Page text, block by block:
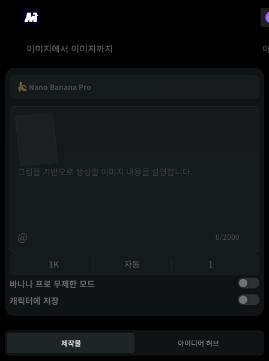
이미지에서 이미지까지
Nano Banana Pro
@ 0/2000
1K 자동
1
바나나 프로 무제한 모드
캐릭터에 저장
제작물 아이디어 허브